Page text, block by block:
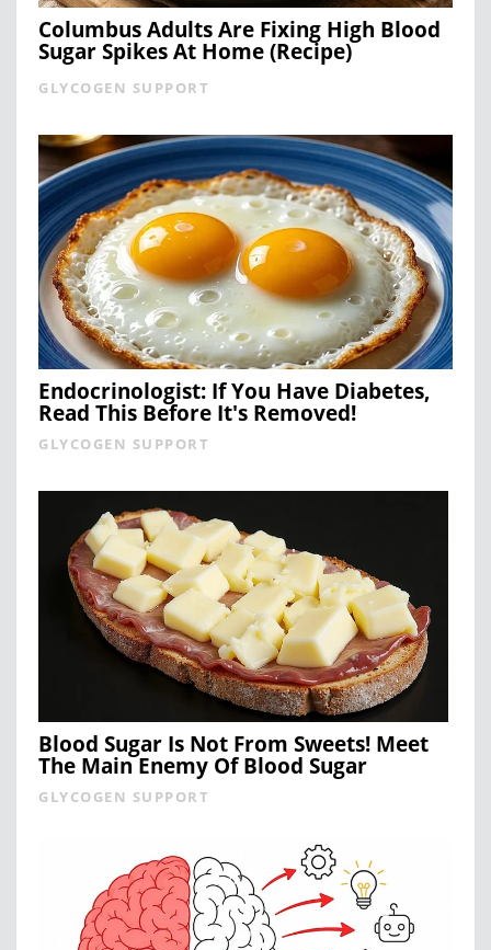
Columbus Adults Are Fixing High Blood
Sugar Spikes At Home (Recipe)
GLYCOGEN SUPPORT
Endocrinologist: If You Have Diabetes,
Read This Before It's Removed!
GLYCOGEN SUPPORT
Blood Sugar Is Not From Sweets! Meet
The Main Enemy Of Blood Sugar
GLYCOGEN SUPPORT